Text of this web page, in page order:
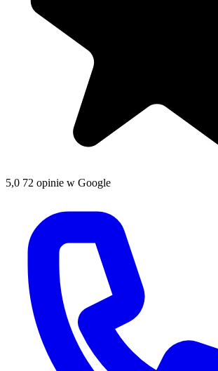
5,0 72 opinie w Google